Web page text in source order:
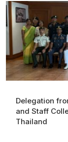
Delegation
and Staff
Thailand